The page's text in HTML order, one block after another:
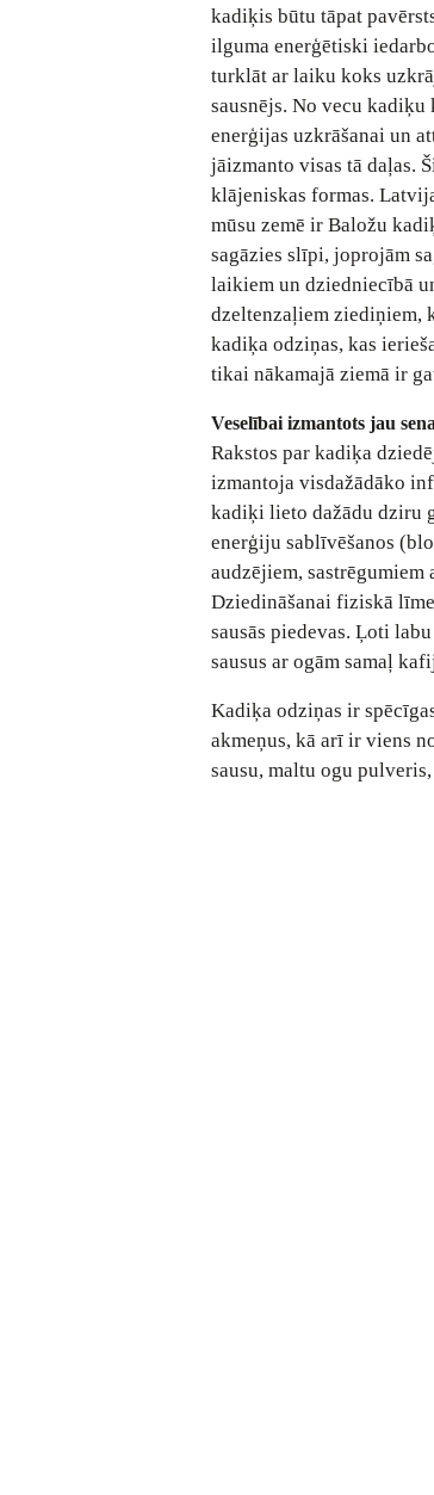
kadiķis būtu tāpat
ilguma enerģētiski
turklāt ar laiku koks
sausnējs. No vecu
enerģijas uzkrāšanai un
jāizmanto visas tā daļas.
klājeniskas formas.
mūsu zemē ir Baložu
sagāzies slīpi, joprojām
laikiem un dziedniecībā
dzeltenzaļiem ziediņiem,
kadiķa odziņas, kas
tikai nākamajā ziemā ir
Veselībai izmantots jau
Rakstos par kadiķa
izmantoja visdažādāko
kadiķi lieto dažādu dziru
enerģiju sablīvēšanos
audzējiem,
Dziedināšanai fiziskā
sausās piedevas. Ļoti
sausus ar ogām samaļ
Kadiķa odziņas ir
akmeņus, kā arī ir viens
sausu, maltu ogu